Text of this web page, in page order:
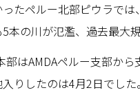
たペルー北部ピウラで
本の川が氾濫、過去最大
部はAMDAペルー支部か
りしたのは4月2日でした。